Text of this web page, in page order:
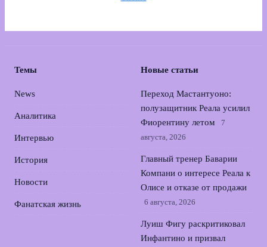
Темы
News
Аналитика
Интервью
История
Новости
Фанатская жизнь
Новые статьи
Переход Мастантуоно:
полузащитник Реала усилил
Фиорентину летом
7
августа, 2026
Главный тренер Баварии
Компани о интересе Реала к
Олисе и отказе от продажи
6 августа, 2026
Луиш Фигу раскритиковал
Инфантино и призвал